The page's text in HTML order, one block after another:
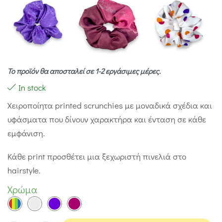
Το προϊόν θα αποσταλεί σε 1-2 εργάσιμες μέρες.
In stock
Χειροποίητα printed scrunchies με μοναδικά σχέδια και
υφάσματα που δίνουν χαρακτήρα και ένταση σε κάθε
εμφάνιση.
Κάθε print προσθέτει μια ξεχωριστή πινελιά στο
hairstyle.
Χρώμα